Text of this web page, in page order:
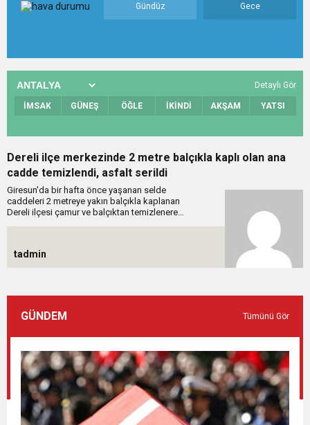
Gündüz Gece
Detaylı Gör
İMSAK GÜNEŞ ÖĞLE İKİNDİ AKŞAM YATSI
Dereli ilçe merkezinde 2 metre balçıkla kaplı olan ana
cadde temizlendi, asfalt serildi
Giresun'da bir hafta önce yaşanan selde
caddeleri 2 metreye yakın balçıkla kaplanan
Dereli ilçesi çamur ve balçıktan temizlenerek
tadmin
GÜNDEM Tümünü Gör